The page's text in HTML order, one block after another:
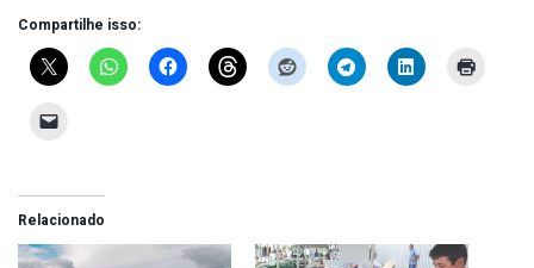
Compartilhe isso:
Relacionado